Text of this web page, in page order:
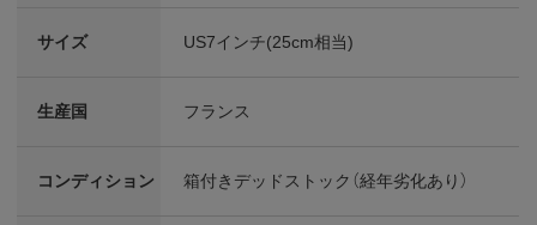
サイズ US7インチ(25cm相当)
生産国 フランス
コンディション 箱付きデッドストック（経年劣化あり）